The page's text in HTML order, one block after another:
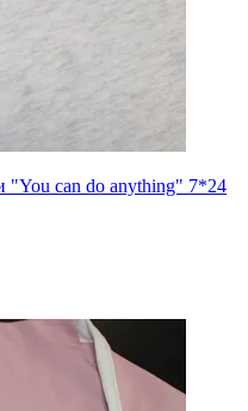
"You can do anything" 7*24